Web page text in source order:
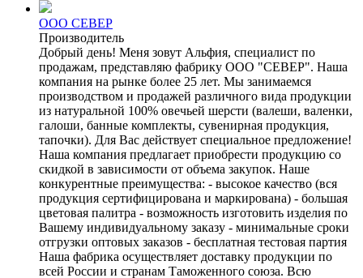
ООО СЕВЕР
Производитель
Добрый день! Меня зовут Альфия, специалист по
продажам, представляю фабрику ООО "СЕВЕР". Наша
компания на рынке более 25 лет. Мы занимаемся
производством и продажей различного вида продукции
из натуральной 100% овечьей шерсти (валеши, валенки,
галоши, банные комплекты, сувенирная продукция,
тапочки). Для Вас действует специальное предложение!
Наша компания предлагает приобрести продукцию со
скидкой в зависимости от объема закупок. Наше
конкурентные преимущества: - высокое качество (вся
продукция сертифицирована и маркирована) - большая
цветовая палитра - возможность изготовить изделия по
Вашему индивидуальному заказу - минимальные сроки
отгрузки оптовых заказов - бесплатная тестовая партия
Наша фабрика осуществляет доставку продукции по
всей России и странам Таможенного союза. Всю